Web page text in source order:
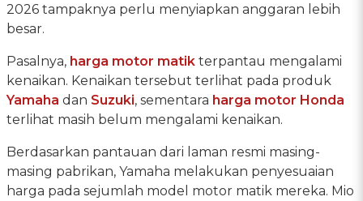
2026 tampaknya perlu menyiapkan anggaran lebih
besar.
Pasalnya, harga motor matik terpantau mengalami
kenaikan. Kenaikan tersebut terlihat pada produk
Yamaha dan Suzuki, sementara harga motor Honda
terlihat masih belum mengalami kenaikan.
Berdasarkan pantauan dari laman resmi masing-
masing pabrikan, Yamaha melakukan penyesuaian
harga pada sejumlah model motor matik mereka. Mio